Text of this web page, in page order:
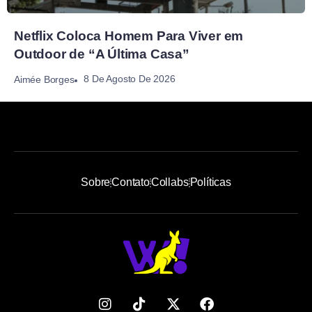
Netflix Coloca Homem Para Viver em
Outdoor de “A Última Casa”
Aimée Borges 8 De Agosto De 2026
SobreContatoCollabsPolíticas